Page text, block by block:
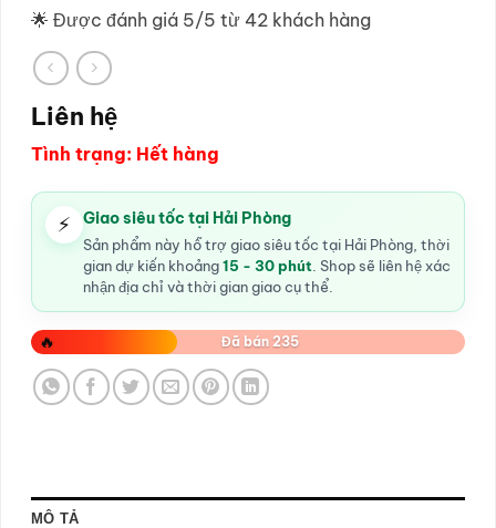
🌟 Được đánh giá 5/5 từ 42 khách hàng
Liên hệ
Tình trạng: Hết hàng
⚡ Giao siêu tốc tại Hải Phòng
Sản phẩm này hỗ trợ giao siêu tốc tại Hải Phòng, thời
gian dự kiến khoảng15 - 30 phút . Shop sẽ liên hệ xác
nhận địa chỉ và thời gian giao cụ thể.
🔥 Đã bán 235
MÔ TẢ